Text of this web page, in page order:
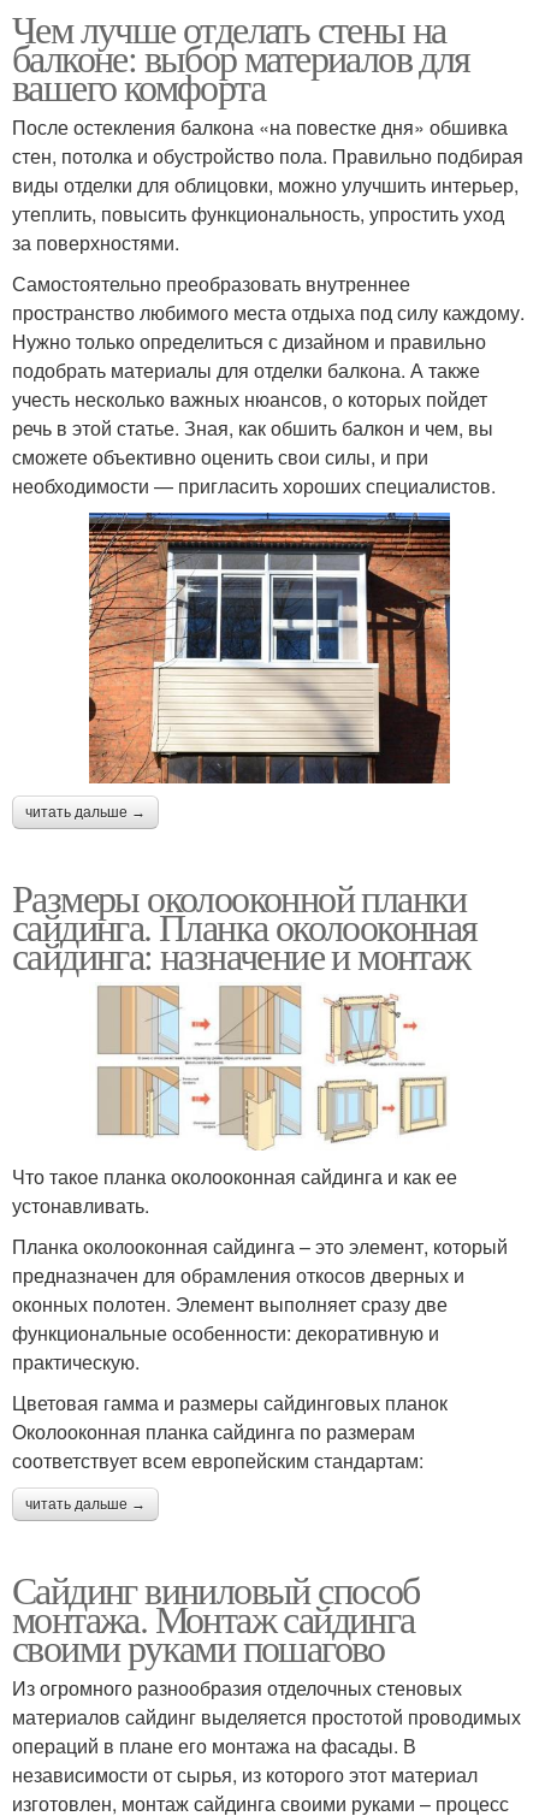
Чем лучше отделать стены на
балконе: выбор материалов для
вашего комфорта
После остекления балкона «на повестке дня» обшивка
стен, потолка и обустройство пола. Правильно подбирая
виды отделки для облицовки, можно улучшить интерьер,
утеплить, повысить функциональность, упростить уход
за поверхностями.
Самостоятельно преобразовать внутреннее
пространство любимого места отдыха под силу каждому.
Нужно только определиться с дизайном и правильно
подобрать материалы для отделки балкона. А также
учесть несколько важных нюансов, о которых пойдет
речь в этой статье. Зная, как обшить балкон и чем, вы
сможете объективно оценить свои силы, и при
необходимости — пригласить хороших специалистов.
читать дальше →
Размеры околооконной планки
сайдинга. Планка околооконная
сайдинга: назначение и монтаж
Что такое планка околооконная сайдинга и как ее
устонавливать.
Планка околооконная сайдинга – это элемент, который
предназначен для обрамления откосов дверных и
оконных полотен. Элемент выполняет сразу две
функциональные особенности: декоративную и
практическую.
Цветовая гамма и размеры сайдинговых планок
Околооконная планка сайдинга по размерам
соответствует всем европейским стандартам:
читать дальше →
Сайдинг виниловый способ
монтажа. Монтаж сайдинга
своими руками пошагово
Из огромного разнообразия отделочных стеновых
материалов сайдинг выделяется простотой проводимых
операций в плане его монтажа на фасады. В
независимости от сырья, из которого этот материал
изготовлен, монтаж сайдинга своими руками – процесс